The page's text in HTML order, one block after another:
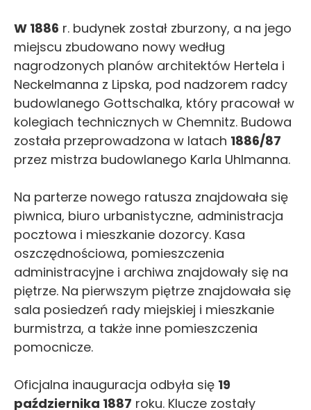
W 1886 r. budynek został zburzony, a na jego
miejscu zbudowano nowy według
nagrodzonych planów architektów Hertela i
Neckelmanna z Lipska, pod nadzorem radcy
budowlanego Gottschalka, który pracował w
kolegiach technicznych w Chemnitz. Budowa
została przeprowadzona w latach 1886/87
przez mistrza budowlanego Karla Uhlmanna.
Na parterze nowego ratusza znajdowała się
piwnica, biuro urbanistyczne, administracja
pocztowa i mieszkanie dozorcy. Kasa
oszczędnościowa, pomieszczenia
administracyjne i archiwa znajdowały się na
piętrze. Na pierwszym piętrze znajdowała się
sala posiedzeń rady miejskiej i mieszkanie
burmistrza, a także inne pomieszczenia
pomocnicze.
Oficjalna inauguracja odbyła się 19
października 1887 roku. Klucze zostały